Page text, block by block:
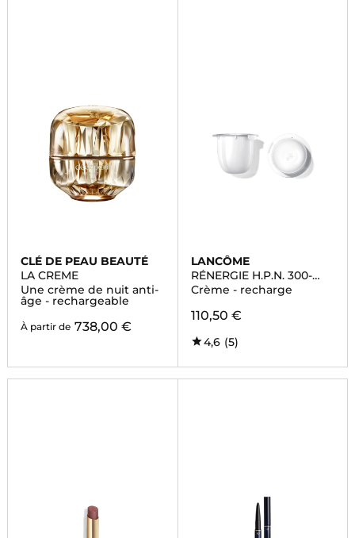
CLÉ DE PEAU BEAUTÉ
LA CREME
Une crème de nuit anti-
âge - rechargeable
À partir de 738,00 €
LANCÔME
RÉNERGIE H.P.N. 300-
PEPTIDE
Crème - recharge
110,50 €
4,6 (5)